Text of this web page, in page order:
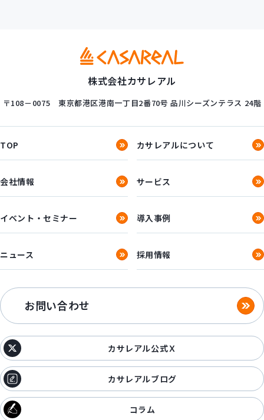
株式会社カサレアル
〒108－0075 東京都港区港南一丁目2番70号 品川シーズンテラス 24階
TOP カサレアルについて
会社情報 サービス
イベント・セミナー 導入事例
ニュース 採用情報
お問い合わせ
カサレアル公式Ｘ
カサレアルブログ
コラム